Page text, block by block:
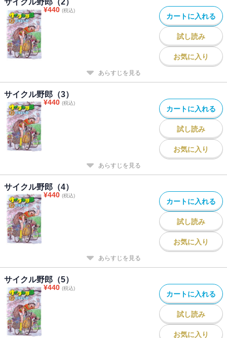
サイクル野郎（2）
¥440 (税込)
カートに入れる
試し読み
お気に入り
あらすじを見る
サイクル野郎（3）
¥440 (税込)
カートに入れる
試し読み
お気に入り
あらすじを見る
サイクル野郎（4）
¥440 (税込)
カートに入れる
試し読み
お気に入り
あらすじを見る
サイクル野郎（5）
¥440 (税込)
カートに入れる
試し読み
お気に入り